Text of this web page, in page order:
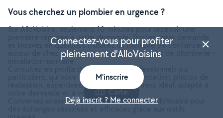
Vous cherchez un plombier en urgence ?
Sur AlloVoisins, seulement 10 minutes pour recevoir une
première réponse à votre demande. Postez votre demande
et trouvez en quelques minutes un membre de confiance,
autour de chez vous, pour votre besoin urgent de plomberie -
installation sanitaire
Consultez les profils des membres, professionnels ou
particuliers, qui vous ont contacté. Présentation, photos de
réalisation, expertises, avis : trouvez l'offreur idéal, adapté à
Conversez ensemble depuis la messagerie AlloVoisins pour
Carte
Connectez-vous pour profiter
pleinement d'AlloVoisins
M'inscrire
Déjà inscrit ? Me connecter